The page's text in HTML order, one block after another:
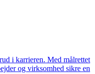
i karrieren. Med målrettet
og virksomhed sikre en